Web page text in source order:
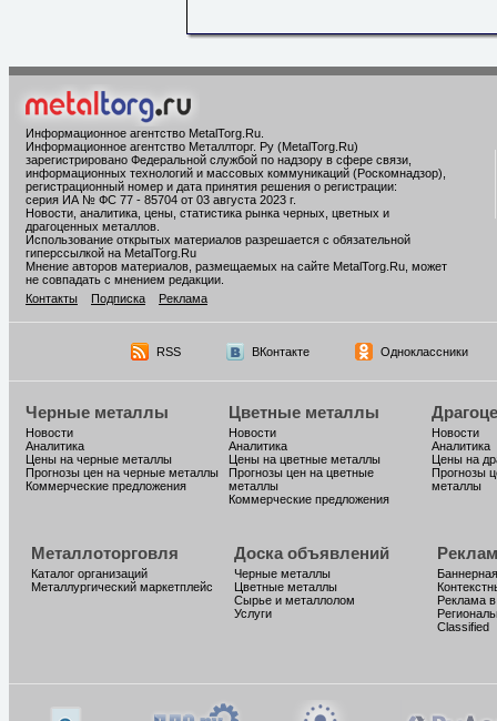
Информационное агентство MetalTorg.Ru
Информационное агентство Металлторг. Ру (MetalTorg.Ru)
зарегистрировано Федеральной службой по надзору в сфере связи,
информационных технологий и массовых коммуникаций (Роскомнадзор),
регистрационный номер и дата принятия решения о регистрации:
серия ИА № ФС 77 - 85704 от 03 августа 2023 г.
Новости, аналитика, цены, статистика рынка черных, цветных и
драгоценных металлов.
Использование открытых материалов разрешается с обязательной
гиперссылкой на MetalTorg.Ru
Мнение авторов материалов, размещаемых на сайте MetalTorg.Ru, может
не совпадать с мнением редакции.
Контакты
Подписка Реклама
RSS ВКонтакте Одноклассники
Черные металлы
Новости
Аналитика
Цены на черные металлы
Прогнозы цен на черные металлы
Коммерческие предложения
Цветные металлы
Новости
Аналитика
Цены на цветные металлы
Прогнозы цен на цветные
металлы
Коммерческие предложения
Новости
Аналитика
Цены на
Прогнозы
металлы
Металлоторговля
Каталог организаций
Металлургический маркетплейс
Доска объявлений
Черные металлы
Цветные металлы
Сырье и металлолом
Услуги
Реклама
Classified